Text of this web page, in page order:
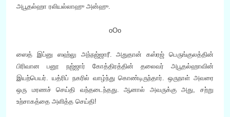
அபூதல்ஹா ரலியல்லாஹு அன்ஹு.
oOo
ஸைத் இப்னு ஸஹ்லு அந்நஜ்ஜாரீ. அதுதான் கஸ்ரஜ் பெருங்குலத்தின்
பிரிவான பனூ நஜ்ஜார் கோத்திரத்தின் தலைவர் அபூதல்ஹாவின்
இயற்பெயர். யத்ரிப் நகரில் வாழ்ந்து கொண்டிருந்தார். ஒருநாள் அவரை
ஒரு மரணச் செய்தி வந்தடைந்தது. ஆனால் அவருக்கு அது, சற்று
உற்சாகத்தை அளித்த செய்தி!